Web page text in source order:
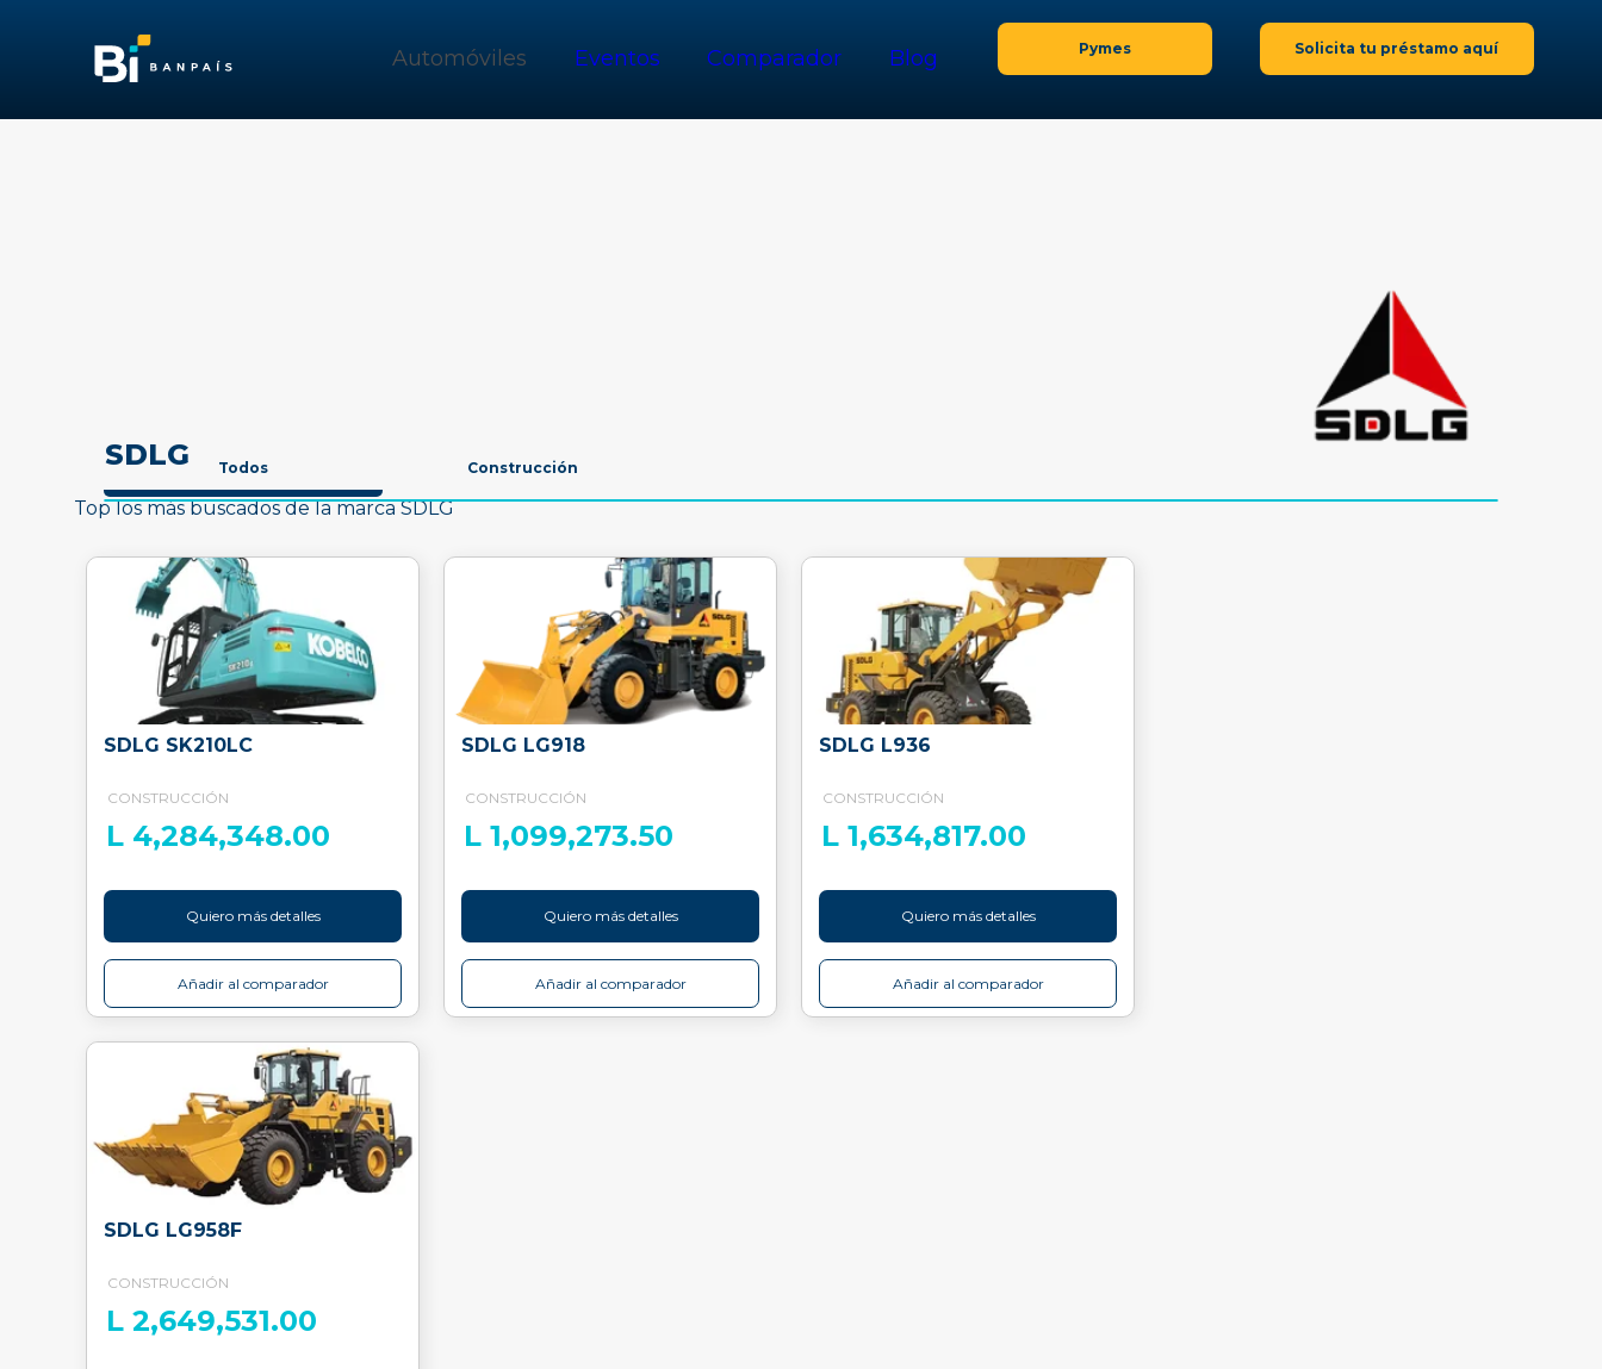
Automóviles Eventos Comparador Blog Pymes Solicita tu préstamo aquí
SDLG Todos Construcción
Top los más buscados de la marca SDLG
SDLG SK210LC
CONSTRUCCIÓN
L 4,284,348.00
Quiero más detalles
Añadir al comparador
SDLG LG918
CONSTRUCCIÓN
L 1,099,273.50
Quiero más detalles
Añadir al comparador
SDLG L936
CONSTRUCCIÓN
L 1,634,817.00
Quiero más detalles
Añadir al comparador
SDLG LG958F
CONSTRUCCIÓN
L 2,649,531.00